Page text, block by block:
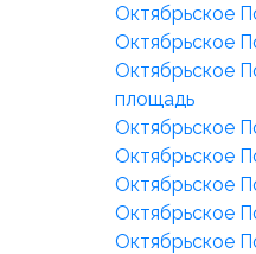
Октябрьское
Октябрьское
Октябрьское
площадь
Октябрьское
Октябрьское
Октябрьское
Октябрьское
Октябрьское